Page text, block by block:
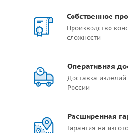
Собственное
Производство
сложности
Оперативная
Доставка
России
Расширенная
Гарантия на